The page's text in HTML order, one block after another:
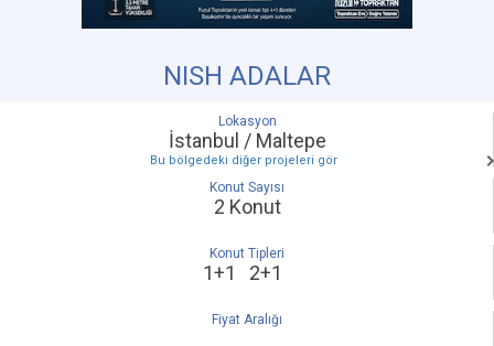
NISH ADALAR
Lokasyon
İstanbul / Maltepe
Bu bölgedeki diğer projeleri gör
Konut Sayısı
2 Konut
Konut Tipleri
1+1 2+1
Fiyat Aralığı